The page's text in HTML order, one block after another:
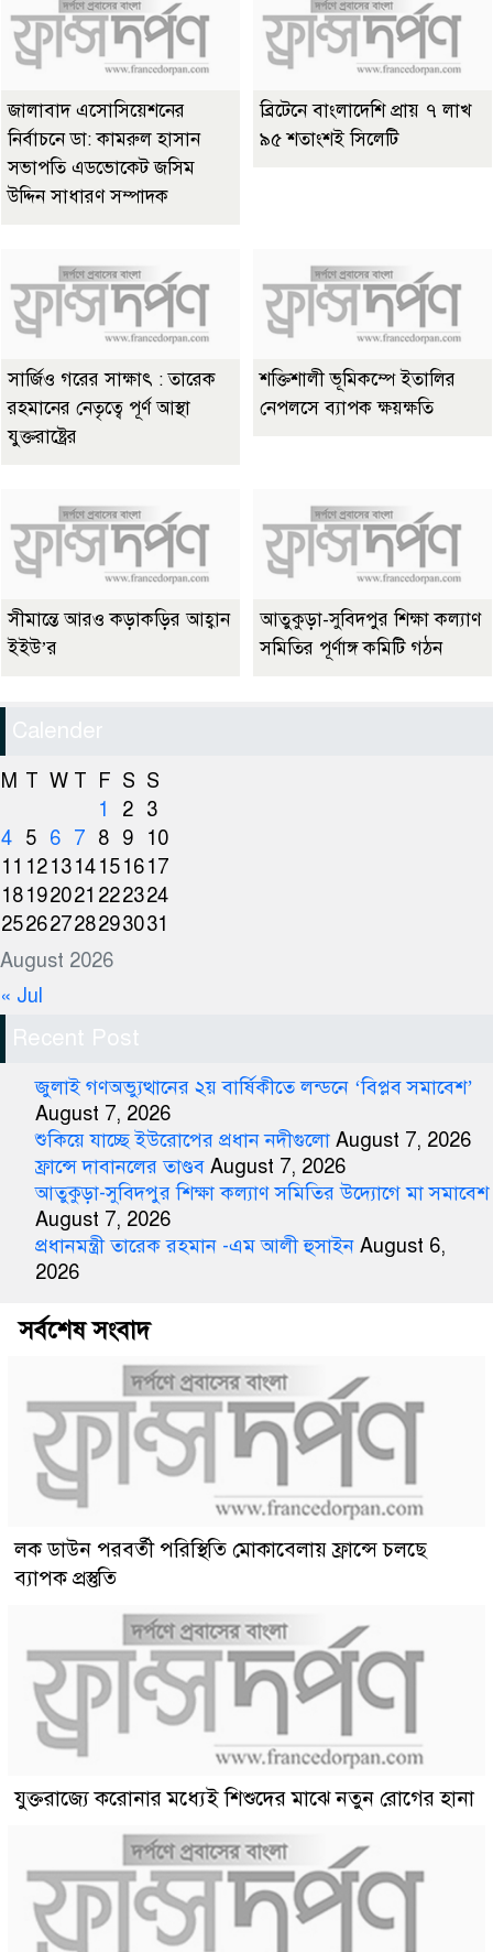
জালাবাদ এসোসিয়েশনের
নির্বাচনে ডা: কামরুল হাসান
সভাপতি এডভোকেট জসিম
উদ্দিন সাধারণ সম্পাদক
ব্রিটেনে বাংলাদেশি প্রায় ৭ লাখ
৯৫ শতাংশই সিলেটি
সার্জিও গরের সাক্ষাৎ : তারেক
রহমানের নেতৃত্বে পূর্ণ আস্থা
যুক্তরাষ্ট্রের
শক্তিশালী ভূমিকম্পে ইতালির
নেপলসে ব্যাপক ক্ষয়ক্ষতি
সীমান্তে আরও কড়াকড়ির আহ্বান
ইইউ’র
আতুকুড়া-সুবিদপুর শিক্ষা কল্যাণ
সমিতির পূর্ণাঙ্গ কমিটি গঠন
Calender
August 2026
M T W T F S S
1
2 3
4 5 6 7 8 9
10
11 121314151617
18192021 222324
25262728293031
« Jul
Recent Post
জুলাই গণঅভ্যুত্থানের ২য় বার্ষিকীতে লন্ডনে ‘বিপ্লব সমাবেশ’
August 7, 2026
শুকিয়ে যাচ্ছে ইউরোপের প্রধান নদীগুলো August 7, 2026
ফ্রান্সে দাবানলের তাণ্ডব August 7, 2026
আতুকুড়া-সুবিদপুর শিক্ষা কল্যাণ সমিতির উদ্যোগে মা সমাবেশ
August 7, 2026
প্রধানমন্ত্রী তারেক রহমান -এম আলী হুসাইন August 6,
2026
সর্বশেষ সংবাদ
লক ডাউন পরবর্তী পরিস্থিতি মোকাবেলায় ফ্রান্সে চলছে
ব্যাপক প্রস্তুতি
যুক্তরাজ্যে করোনার মধ্যেই শিশুদের মাঝে নতুন রোগের হানা